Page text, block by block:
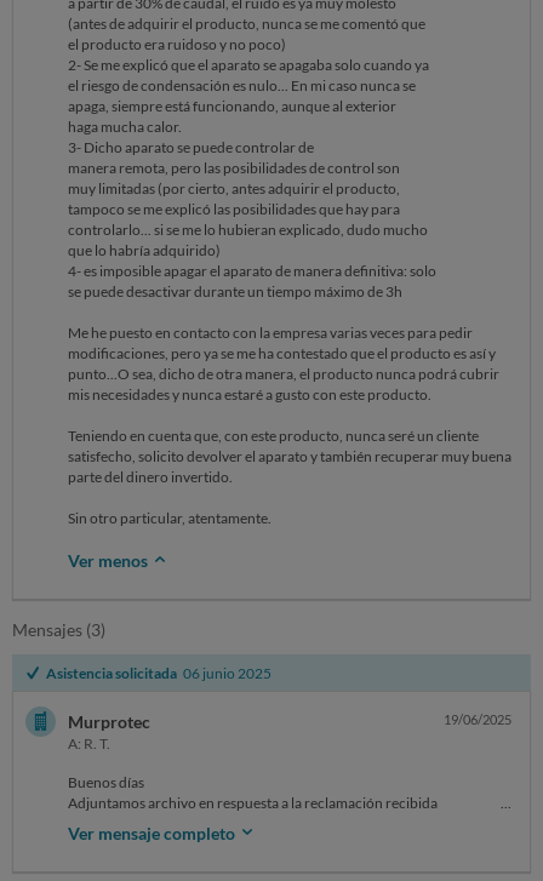
(antes de adquirir el producto, nunca se me comentó que
el producto era ruidoso y no poco)
2- Se me explicó que el aparato se apagaba solo cuando ya
el riesgo de condensación es nulo... En mi caso nunca se
apaga, siempre está funcionando, aunque al exterior
haga mucha calor.
3- Dicho aparato se puede controlar de
manera remota, pero las posibilidades de control son
muy limitadas (por cierto, antes adquirir el producto,
tampoco se me explicó las posibilidades que hay para
controlarlo... si se me lo hubieran explicado, dudo mucho
que lo habría adquirido)
4- es imposible apagar el aparato de manera definitiva: solo
se puede desactivar durante un tiempo máximo de 3h
Me he puesto en contacto con la empresa varias veces para pedir
modificaciones, pero ya se me ha contestado que el producto es así y
punto...O sea, dicho de otra manera, el producto nunca podrá cubrir
mis necesidades y nunca estaré a gusto con este producto.
Teniendo en cuenta que, con este producto, nunca seré un cliente
satisfecho, solicito devolver el aparato y también recuperar muy buena
parte del dinero invertido.
Sin otro particular, atentamente.
Ver menos
Mensajes (3)
Asistencia solicitada 06 junio 2025
Murprotec
A: R. T.
19/06/2025
Buenos días
Adjuntamos archivo en respuesta a la reclamación recibida
Un saludo
Ver mensaje completo